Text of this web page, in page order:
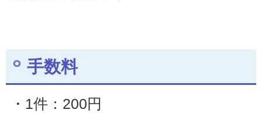
手数料
・1件：200円